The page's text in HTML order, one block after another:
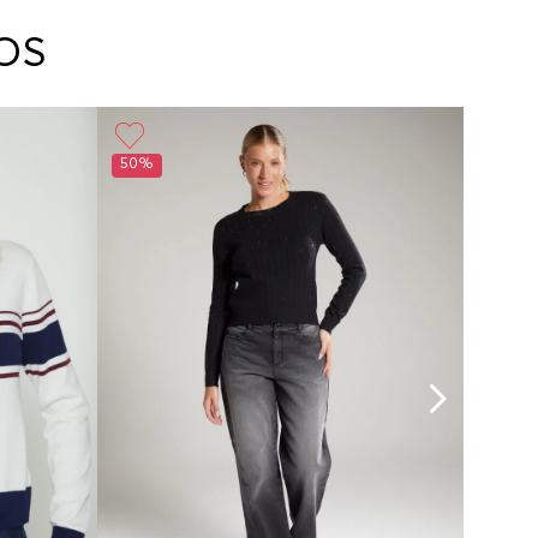
la recogida del producto en la dirección
50%